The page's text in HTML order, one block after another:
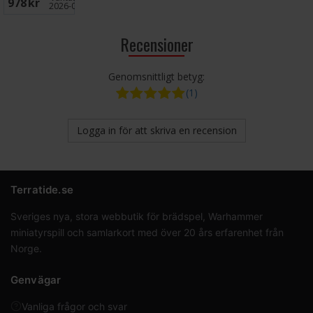
Brädspel2026-09-30
Recensioner
Genomsnittligt betyg:
(1)
Logga in för att skriva en recension
Terratide.se
Sveriges nya, stora webbutik för brädspel, Warhammer
miniatyrspill och samlarkort med över 20 års erfarenhet från
Norge.
Genvägar
Vanliga frågor och svar